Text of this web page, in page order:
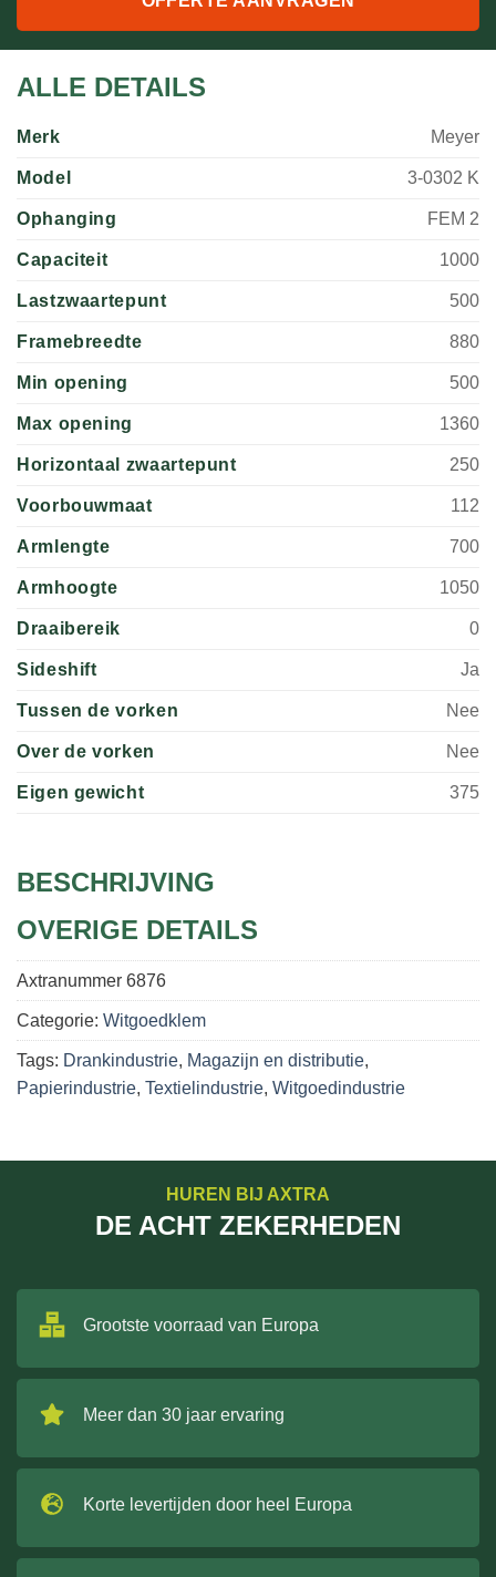
ALLE DETAILS
Merk Meyer
Model 3-0302 K
Ophanging FEM 2
Capaciteit 1000
Lastzwaartepunt 500
Framebreedte 880
Min opening 500
Max opening 1360
Horizontaal zwaartepunt 250
Voorbouwmaat 112
Armlengte 700
Armhoogte 1050
Draaibereik 0
Sideshift Ja
Tussen de vorken Nee
Over de vorken Nee
Eigen gewicht 375
BESCHRIJVING
OVERIGE DETAILS
Axtranummer 6876
Categorie: Witgoedklem
Tags: Drankindustrie, Magazijn en distributie,
Papierindustrie, Textielindustrie, Witgoedindustrie
HUREN BIJ AXTRA
DE ACHT ZEKERHEDEN
Grootste voorraad van Europa
Meer dan 30 jaar ervaring
Korte levertijden door heel Europa